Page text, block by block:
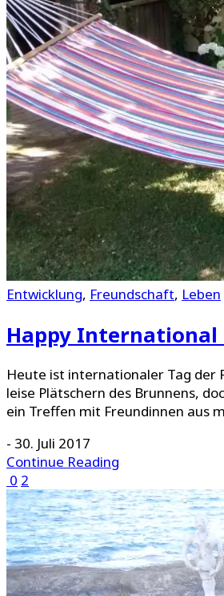
Entwicklung, Freundschaft, Leben
Happy International
Heute ist internationaler Tag der
leise Plätschern des Brunnens,
ein Treffen mit Freundinnen aus
- 30. Juli 2017
Continue Reading
0 2